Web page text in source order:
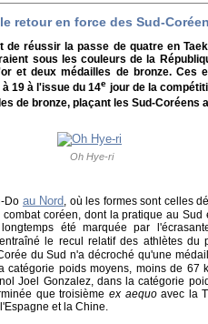
retour en force des Sud-
de réussir la passe de quatre en
sous les couleurs de la
et deux médailles de bronze. Ces
19 à l'issue du 14e jour de la
de bronze, plaçant les Sud-Coréens
Oh Hye-ri
Do au Nord , où les formes sont celles
coréen, dont la pratique au
été marquée par
le recul relatif des athlètes
du Sud n'a décroché qu'une
catégorie poids moyens, moins de 67
Joel Gonzalez, dans la catégorie
que troisième ex aequoavec la
et la Chine.